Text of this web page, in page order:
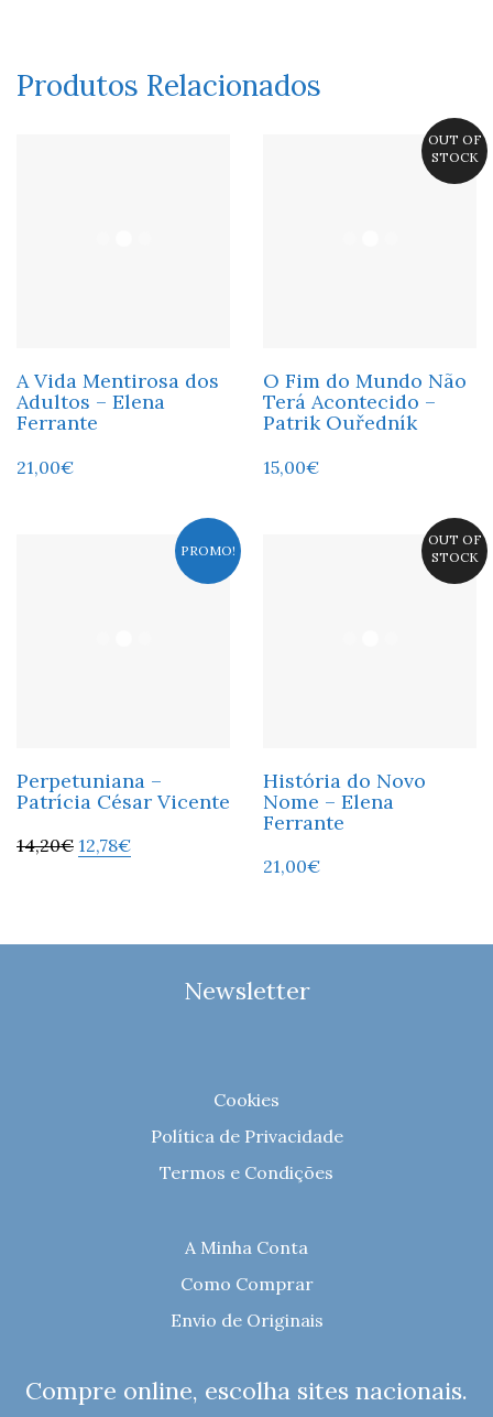
Produtos Relacionados
A Vida Mentirosa dos
Adultos – Elena
Ferrante
21,00€
OUT OF
STOCK
O Fim do Mundo Não
Terá Acontecido –
Patrik Ouředník
15,00€
PROMO!
Perpetuniana –
Patrícia César Vicente
14,20€ 12,78€
OUT OF
STOCK
História do Novo
Nome – Elena
Ferrante
21,00€
Newsletter
Cookies
Política de Privacidade
Termos e Condições
A Minha Conta
Como Comprar
Envio de Originais
Compre online, escolha sites nacionais.